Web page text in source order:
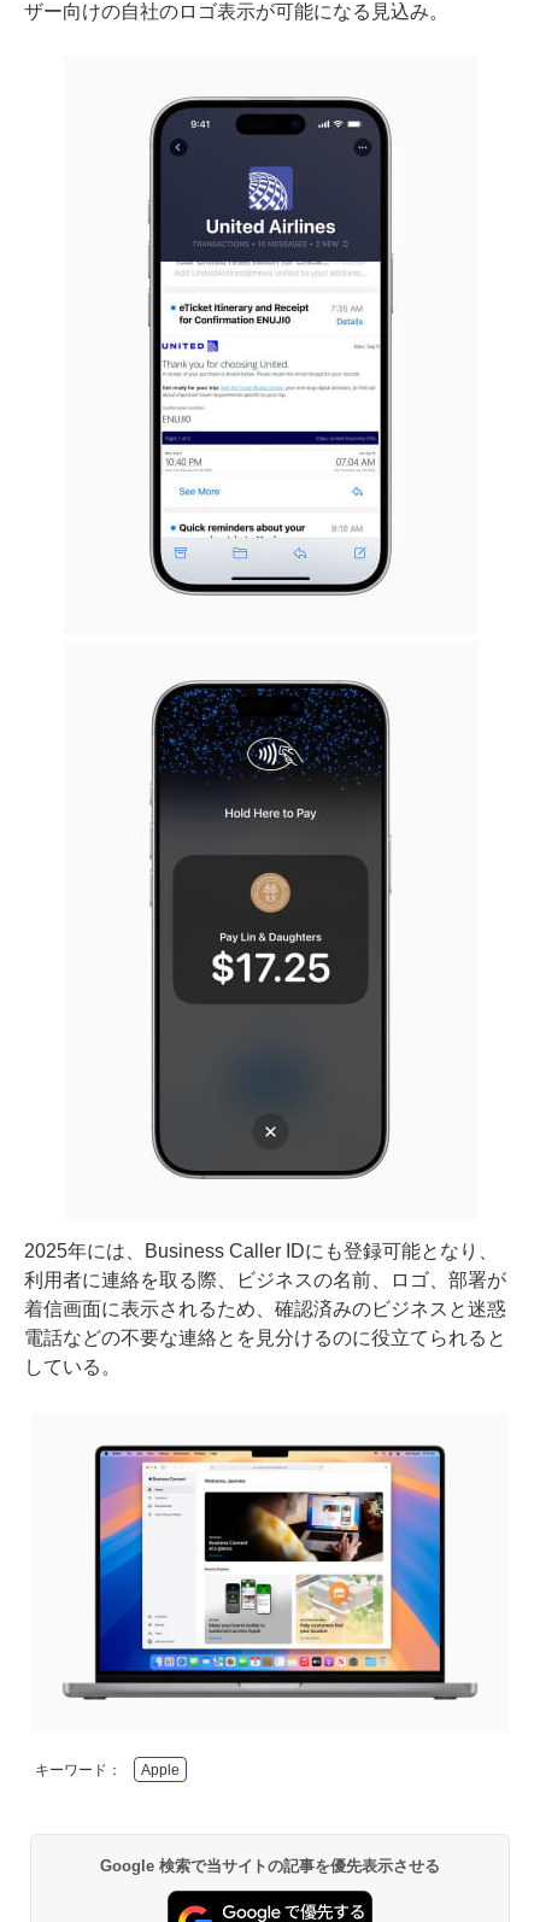
ザー向けの自社のロゴ表示が可能になる見込み。
2025年には、Business Caller IDにも登録可能となり、
利用者に連絡を取る際、ビジネスの名前、ロゴ、部署が
着信画面に表示されるため、確認済みのビジネスと迷惑
電話などの不要な連絡とを見分けるのに役立てられると
している。
キーワード： Apple
Google 検索で当サイトの記事を優先表示させる